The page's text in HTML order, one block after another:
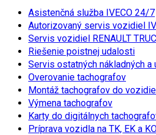
Asistenčná služba IVECO 24/7
Autorizovaný servis vozidiel
Servis vozidiel RENAULT
Riešenie poistnej udalosti
Servis ostatných nákladných
Overovanie tachografov
Montáž tachografov do
Výmena tachografov
Karty do digitálnych
Príprava vozidla na TK, EK a